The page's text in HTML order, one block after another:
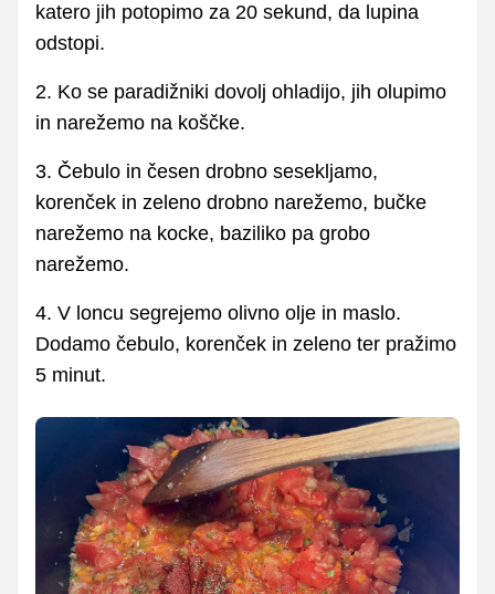
katero jih potopimo za 20 sekund, da lupina
odstopi.
2. Ko se paradižniki dovolj ohladijo, jih olupimo
in narežemo na koščke.
3. Čebulo in česen drobno sesekljamo,
korenček in zeleno drobno narežemo, bučke
narežemo na kocke, baziliko pa grobo
narežemo.
4. V loncu segrejemo olivno olje in maslo.
Dodamo čebulo, korenček in zeleno ter pražimo
5 minut.